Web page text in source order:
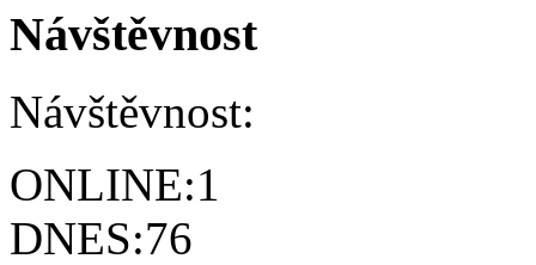
Návštěvnost
Návštěvnost:
ONLINE:1
DNES:76